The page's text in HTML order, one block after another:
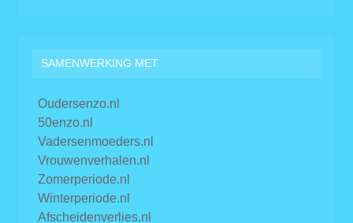
SAMENWERKING MET
Oudersenzo.nl
50enzo.nl
Vadersenmoeders.nl
Vrouwenverhalen.nl
Zomerperiode.nl
Winterperiode.nl
Afscheidenverlies.nl